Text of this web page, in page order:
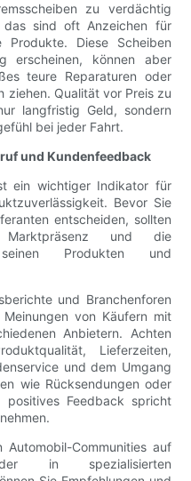
zu verdächtig
das sind oft Anzeichen für
Produkte. Diese Scheiben
erscheinen, können aber
teure Reparaturen oder
ziehen. Qualität vor Preis zu
langfristig Geld, sondern
bei jeder Fahrt.
und Kundenfeedback
ein wichtiger Indikator für
Bevor Sie
entscheiden, sollten
und die
Produkten und
und Branchenforen
von Käufern mit
Anbietern. Achten
Lieferzeiten,
und dem Umgang
wie Rücksendungen oder
positives Feedback spricht
Communities auf
oder in spezialisierten